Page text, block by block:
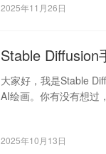
2025年11月26日
Stable
大家好，我是Stable
AI绘画。你有没有想过
2025年10月13日